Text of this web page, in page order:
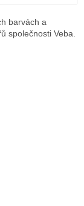
barvách a
společnosti Veba.